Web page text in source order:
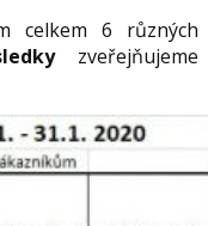
celkem 6 různých
zveřejňujeme